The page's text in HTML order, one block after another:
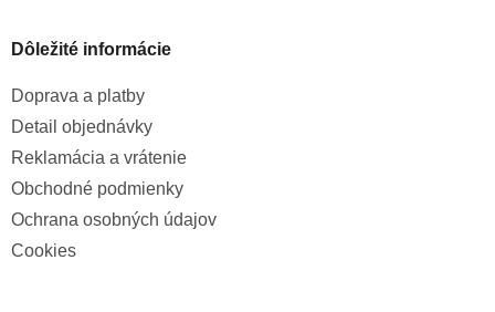
Dôležité informácie
Doprava a platby
Detail objednávky
Reklamácia a vrátenie
Obchodné podmienky
Ochrana osobných údajov
Cookies